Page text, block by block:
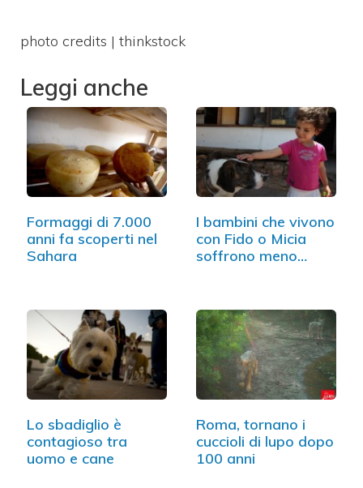
photo credits | thinkstock
Leggi anche
Formaggi di 7.000
anni fa scoperti nel
Sahara
I bambini che vivono
con Fido o Micia
soffrono meno…
Lo sbadiglio è
contagioso tra
uomo e cane
Roma, tornano i
cuccioli di lupo dopo
100 anni